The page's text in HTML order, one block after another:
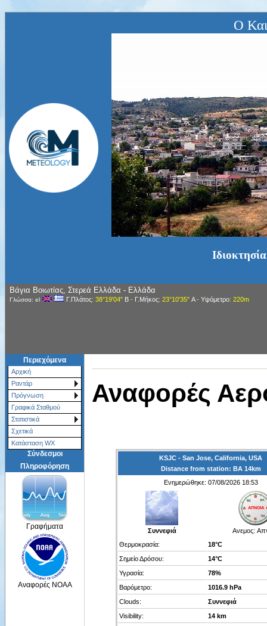
Ο
Βάγια Βοιωτίας, Στερεά Ελλάδα - Ελλάδα
Γλώσσα: el Γ.Πλάτος: 38°19'04" Β- Γ.Μήκος: 23°10'35" Α- Υψόμετρο: 220m
Περιεχόμενα
Αρχική
Ραντάρ
Πρόγνωση
Γραφικά Σταθμού
Στατιστικά
Σχετικά
Κατάσταση WX
Σύνδεσμοι
Πληροφόρηση
Γραφήματα
Αναφορές NOAA
Αναφορές
KSJC - San Jose, California, USA
Distance from station: ΒΑ 14km
Ενημερώθηκε: 07/08/2026 18:53
Συννεφιά Ανεμος:
Θερμοκρασία:
18°C
Σημείο Δρόσου:
14°C
Υγρασία:
78%
Βαρόμετρο:
1016.9 hPa
Clouds:
Συννεφιά
Visibility:
14 km